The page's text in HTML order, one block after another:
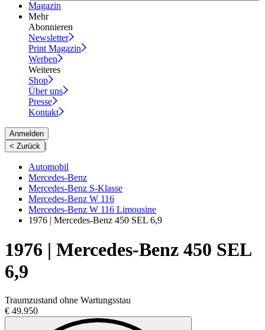
Magazin
Mehr
Abonnieren
Newsletter
Print Magazin
Werben
Weiteres
Shop
Über uns
Presse
Kontakt
Anmelden
< Zurück |
Automobil
Mercedes-Benz
Mercedes-Benz S-Klasse
Mercedes-Benz W 116
Mercedes-Benz W 116 Limousine
1976 | Mercedes-Benz 450 SEL 6,9
1976 | Mercedes-Benz 450 SEL
6,9
Traumzustand ohne Wartungsstau
€ 49.950